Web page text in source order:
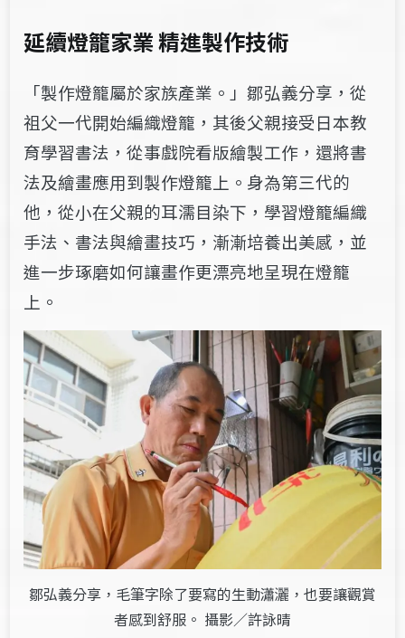
延續燈籠家業精進製作技術
「製作燈籠屬於家族產業。」鄒弘義分享，從
祖父一代開始編織燈籠，其後父親接受日本教
育學習書法，從事戲院看版繪製工作，還將書
法及繪畫應用到製作燈籠上。身為第三代的
他，從小在父親的耳濡目染下，學習燈籠編織
手法、書法與繪畫技巧，漸漸培養出美感，並
進一步琢磨如何讓畫作更漂亮地呈現在燈籠
上 。
鄒弘義分享，毛筆字除了要寫的生動瀟灑，也要讓觀賞
者感到舒服。 攝影／許詠晴